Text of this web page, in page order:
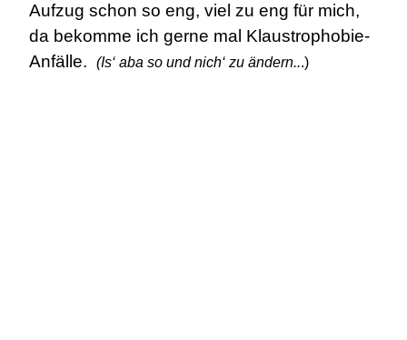
Aufzug schon so eng, viel zu eng für mich,
da bekomme ich gerne mal Klaustrophobie-
Anfälle.
(Is‘ aba so und nich‘ zu ändern...)